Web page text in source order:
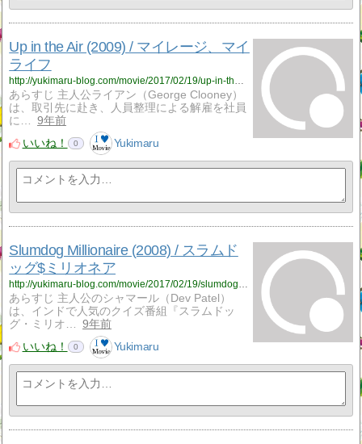
Up in the Air (2009) / マイレージ、マイ
ライフ
あらすじ 主人公ライアン（George Clooney）
は、取引先に赴き、人員整理による解雇を社員
に…
9年前
いいね！
0 Yukimaru
Slumdog Millionaire (2008) / スラムド
ッグ$ミリオネア
あらすじ 主人公のシャマール（Dev Patel）
は、インドで人気のクイズ番組『スラムドッ
グ・ミリオ…
9年前
いいね！
0 Yukimaru